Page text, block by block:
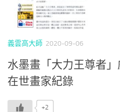
義雲高大師 2020-09-06
水墨畫「大力王尊者」
在世畫家紀錄
+2